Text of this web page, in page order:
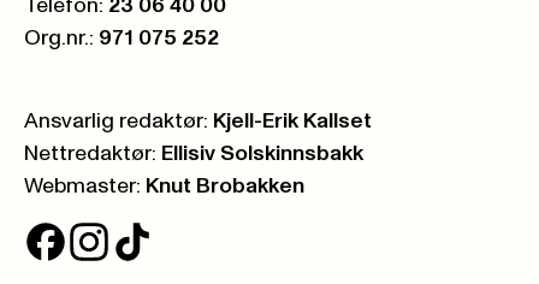
Telefon: 23 06 40 00
Org.nr.: 971 075 252
Ansvarlig redaktør: Kjell-Erik Kallset
Nettredaktør: Ellisiv Solskinnsbakk
Webmaster: Knut Brobakken